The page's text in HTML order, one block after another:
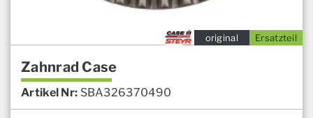
Ersatzteil
original
Zahnrad Case
Artikel Nr: SBA326370490